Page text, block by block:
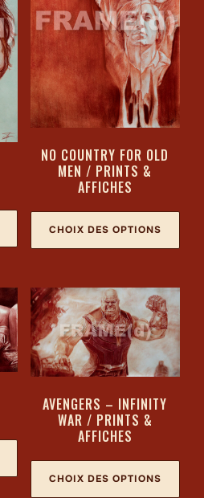
NO COUNTRY FOR OLD
MEN / PRINTS &
AFFICHES
CHOIX DES OPTIONS
AVENGERS – INFINITY
WAR / PRINTS &
AFFICHES
CHOIX DES OPTIONS